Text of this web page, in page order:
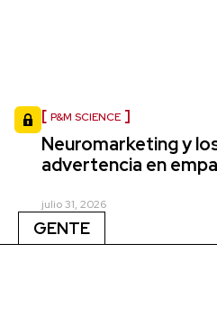
P&M SCIENCE
Neuromarketing y
advertencia en
julio 31, 2026
GENTE